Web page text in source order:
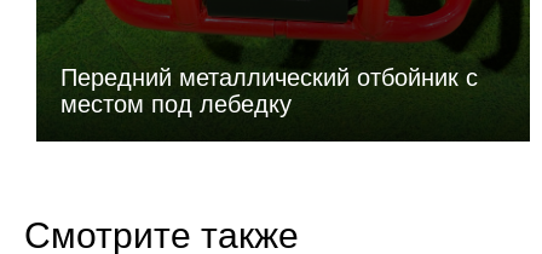
Передний металлический отбойник с
местом под лебедку
Смотрите также